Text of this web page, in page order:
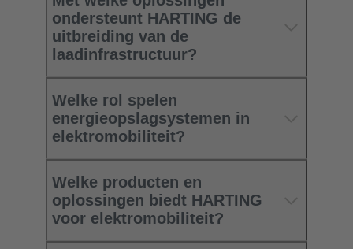
ondersteunt HARTING de
uitbreiding van de
laadinfrastructuur?
Welke rol spelen
energieopslagsystemen in
elektromobiliteit?
Welke producten en
oplossingen biedt HARTING
voor elektromobiliteit?